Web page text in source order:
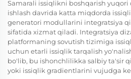
Samarali issiqlikni boshqarish
ishlash davrida katta miqdorda
generatori modullarini integratsiya
sifatida xizmat qiladi. Integratsiya
platformaning sovutish tizimiga
uchun etarli issiqlik tarqalish
bo'lib, bu ishonchlilikka salbiy ta'sir
yoki issiqlik gradientlarini vujudga